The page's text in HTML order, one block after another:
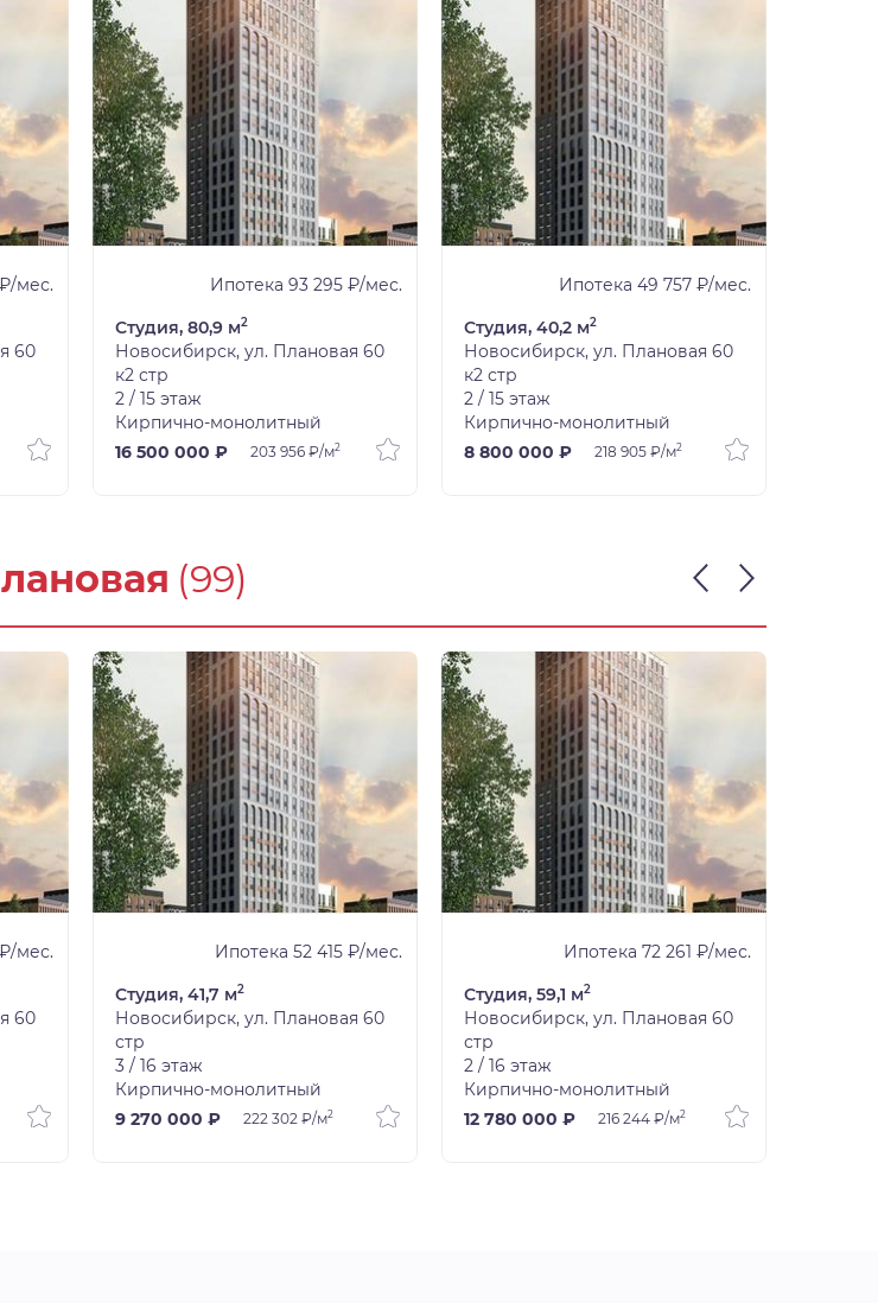
мес.
60
Ипотека 93 295 ₽/мес.
Студия, 80,9 м2
Новосибирск, ул. Плановая 60
к2 стр
2 / 15 этаж
Кирпично-монолитный
16 500 000 ₽
203 956 ₽/м2
Ипотека 49 757 ₽/мес.
Студия, 40,2 м2
Новосибирск, ул. Плановая 60
к2 стр
2 / 15 этаж
Кирпично-монолитный
8 800 000 ₽
218 905 ₽/м2
(99)
мес.
60
Ипотека 52 415 ₽/мес.
Студия, 41,7 м2
Новосибирск, ул. Плановая 60
стр
3 / 16 этаж
Кирпично-монолитный
9 270 000 ₽
222 302 ₽/м2
Ипотека 72 261 ₽/мес.
Студия, 59,1 м2
Новосибирск, ул. Плановая 60
стр
2 / 16 этаж
Кирпично-монолитный
12 780 000 ₽
216 244 ₽/м2